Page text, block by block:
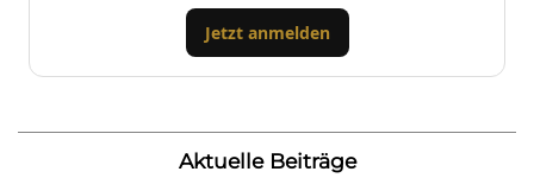
Jetzt anmelden
Aktuelle Beiträge